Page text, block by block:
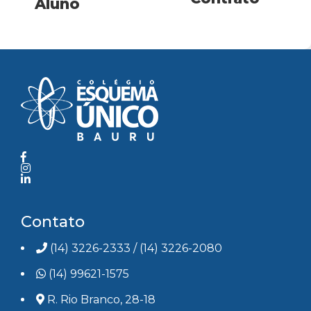
Aluno
Contato
(14) 3226-2333 / (14) 3226-2080
(14) 99621-1575
R. Rio Branco, 28-18